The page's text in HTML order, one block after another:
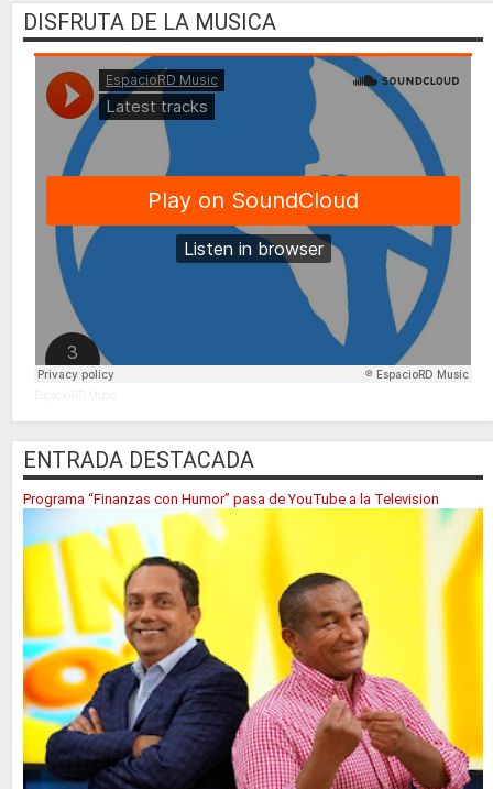
DISFRUTA DE LA MUSICA
ENTRADA DESTACADA
Programa “Finanzas con Humor” pasa de YouTube a la Television